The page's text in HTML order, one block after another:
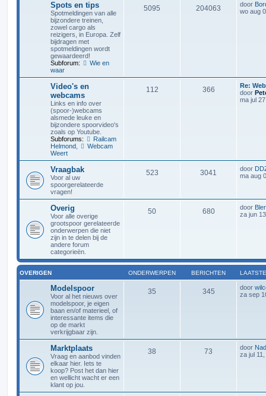
Spots en tips
Spotmeldingen van alle
bijzondere treinen,
zowel cargo als
reizigers, in Europa. Zelf
bijdragen met
spotmeldingen wordt
gewaardeerd!
Subforum:
Wie en
waar
5095 204063 door
wo aug
Video's en
webcams
Links en info over
(spoor-)webcams
alsmede leuke en
bijzondere spoorvideo's
zoals op Youtube.
Subforums:
Railcam
Helmond
Webcam
Weert
112 366
Re:
door
ma jul
Vraagbak
Voor al uw
spoorgerelateerde
vragen!
523 3041 door
ma aug
Overig
Voor alle overige
grootspoor gerelateerde
onderwerpen die niet
zijn in te delen bij de
andere forum
categorieën.
50 680 door
za jun
OVERIGEN ONDERWERPEN BERICHTEN
Modelspoor
Voor al het nieuws over
modelspoor, je eigen
baan en/of materieel, of
interessante items die
op de markt
verkrijgbaar zijn.
35 345 door
za sep
Marktplaats
Vraag en aanbod vinden
elkaar hier. Iets te
koop? Post het dan hier
en wellicht wacht er een
klant op jou.
38 73 door
za jul